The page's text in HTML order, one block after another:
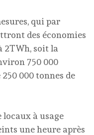
qui par
des économies
2TWh, soit la
750 000
000 tonnes de
à usage
une heure après